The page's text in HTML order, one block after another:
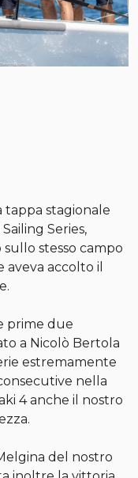
tappa stagionale
Series,
stesso campo
accolto il
prime due
a Nicolò Bertola
estremamente
nella
4 anche il nostro
del nostro